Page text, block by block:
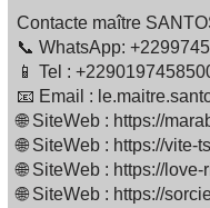
Contacte maître
📞 WhatsApp:
📱 Tel :
📧 Email :
🌐 SiteWeb : https://
🌐 SiteWeb : https://vite-
🌐 SiteWeb : https://
🌐 SiteWeb : https://